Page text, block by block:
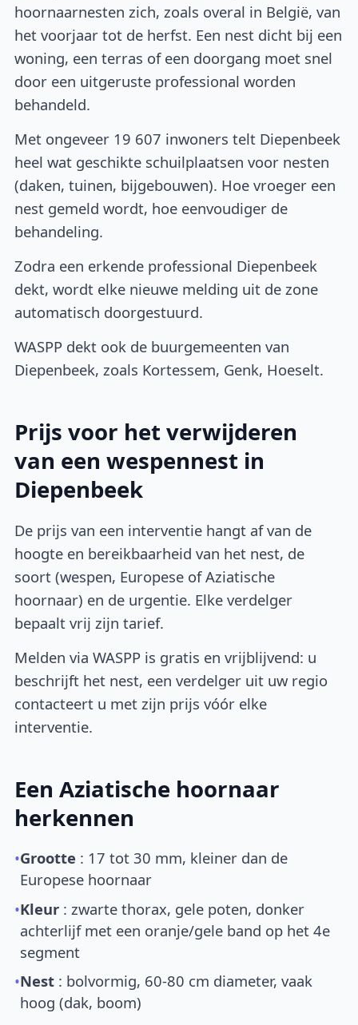
hoornaarnesten zich, zoals overal in België, van
het voorjaar tot de herfst. Een nest dicht bij een
woning, een terras of een doorgang moet snel
door een uitgeruste professional worden
behandeld.
Met ongeveer 19 607 inwoners telt Diepenbeek
heel wat geschikte schuilplaatsen voor nesten
(daken, tuinen, bijgebouwen). Hoe vroeger een
nest gemeld wordt, hoe eenvoudiger de
behandeling.
Zodra een erkende professional Diepenbeek
dekt, wordt elke nieuwe melding uit de zone
automatisch doorgestuurd.
WASPP dekt ook de buurgemeenten van
Diepenbeek, zoals Kortessem, Genk, Hoeselt.
Prijs voor het verwijderen
van een wespennest in
Diepenbeek
De prijs van een interventie hangt af van de
hoogte en bereikbaarheid van het nest, de
soort (wespen, Europese of Aziatische
hoornaar) en de urgentie. Elke verdelger
bepaalt vrij zijn tarief.
Melden via WASPP is gratis en vrijblijvend: u
beschrijft het nest, een verdelger uit uw regio
contacteert u met zijn prijs vóór elke
interventie.
Een Aziatische hoornaar
herkennen
•Grootte : 17 tot 30 mm, kleiner dan de
Europese hoornaar
•Kleur : zwarte thorax, gele poten, donker
achterlijf met een oranje/gele band op het 4e
segment
•Nest : bolvormig, 60-80 cm diameter, vaak
hoog (dak, boom)